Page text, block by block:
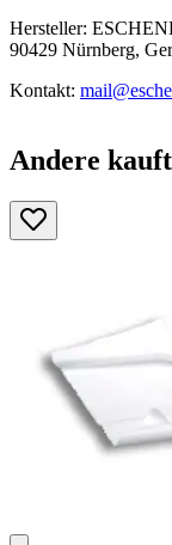
Hersteller:
90429 Nürnberg,
Kontakt:
Andere